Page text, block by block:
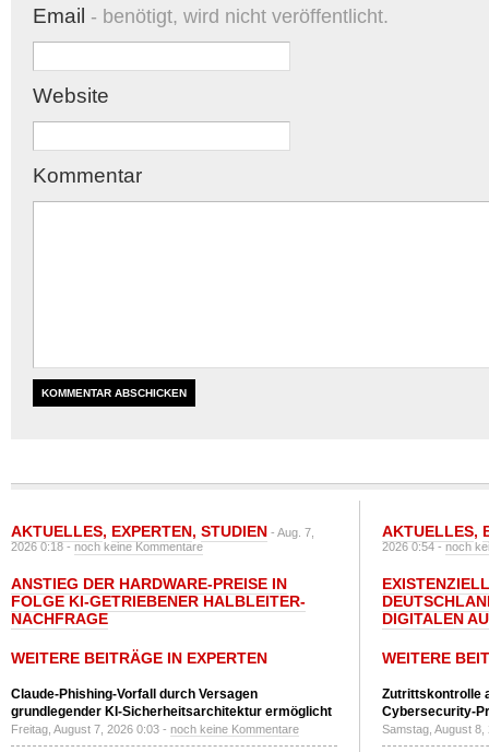
Email - benötigt, wird nicht veröffentlicht.
Website
Kommentar
AKTUELLES, EXPERTEN, STUDIEN - Aug. 7,
2026 0:18 -noch keine Kommentare
ANSTIEG DER HARDWARE-PREISE IN
FOLGE KI-GETRIEBENER HALBLEITER-
NACHFRAGE
WEITERE BEITRÄGE IN EXPERTEN
Claude-Phishing-Vorfall durch Versagen
grundlegender KI-Sicherheitsarchitektur ermöglicht
Freitag, August 7, 2026 0:03 - noch keine Kommentare
AKTUELLES,
2026 0:54 -noch
DIGITALEN
WEITERE
Zutrittskontrolle
Cybersecurity-
Samstag, August